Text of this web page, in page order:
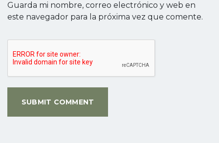
Guarda mi nombre, correo electrónico y web en
este navegador para la próxima vez que comente.